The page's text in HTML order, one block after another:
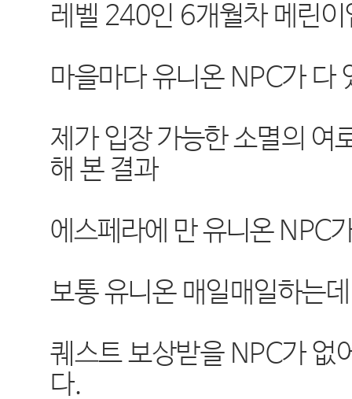
레벨 240인 6개월차 메린
마을마다 유니온 NPC가 다
제가 입장 가능한소멸의 여
해 본 결과
에스페라에 만 유니온 NPC
보통 유니온 매일매일하는
퀘스트 보상받을 NPC가 없
다.